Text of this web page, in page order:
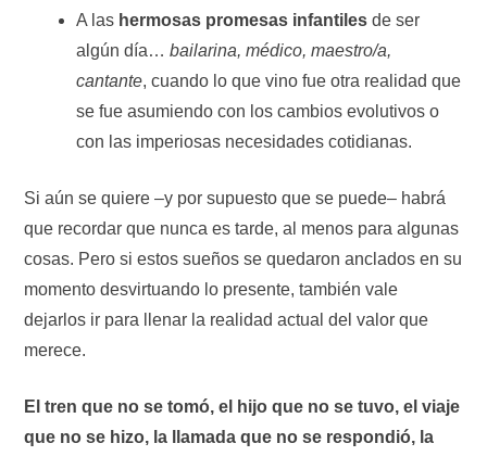
A las hermosas promesas infantiles de ser
algún día…bailarina, médico, maestro/a,
cantante, cuando lo que vino fue otra realidad que
se fue asumiendo con los cambios evolutivos o
con las imperiosas necesidades cotidianas.
Si aún se quiere –y por supuesto que se puede– habrá
que recordar que nunca es tarde, al menos para algunas
cosas. Pero si estos sueños se quedaron anclados en su
momento desvirtuando lo presente, también vale
dejarlos ir para llenar la realidad actual del valor que
merece.
El tren que no se tomó, el hijo que no se tuvo, el viaje
que no se hizo, la llamada que no se respondió, la